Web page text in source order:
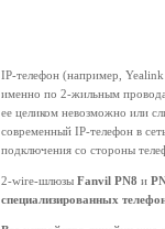
IP-телефон (например,
именно по 2-жильным
ее целиком невозможно или
современный IP-телефон в
подключения со стороны
2-wire-шлюзы Fanvil PN8 и
специализированных